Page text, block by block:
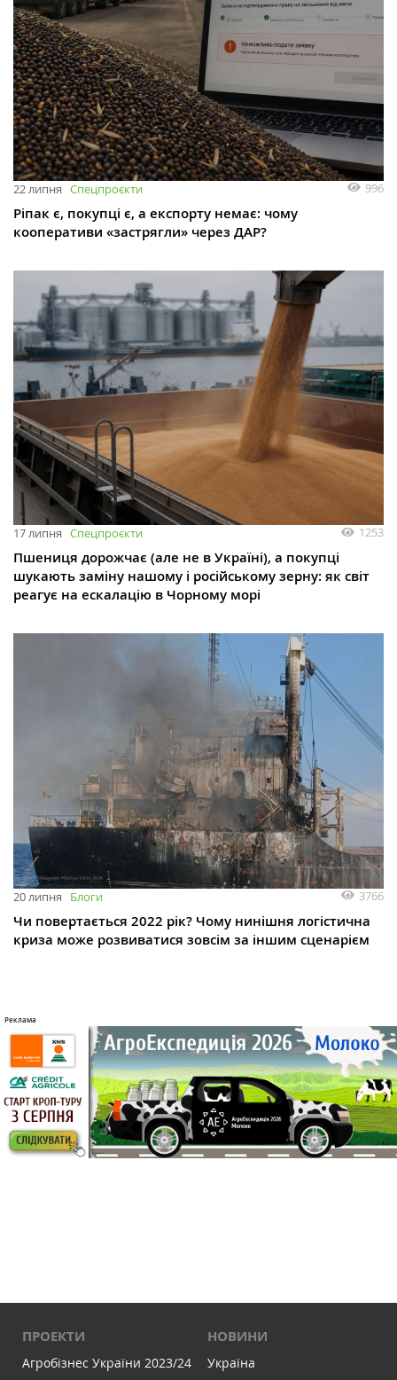
22 липня Спецпроєкти 996
Ріпак є, покупці є, а експорту немає: чому
кооперативи «застрягли» через ДАР?
17 липня Спецпроєкти 1253
Пшениця дорожчає (але не в Україні), а покупці
шукають заміну нашому і російському зерну: як світ
реагує на ескалацію в Чорному морі
20 липня Блоги 3766
Чи повертається 2022 рік? Чому нинішня логістична
криза може розвиватися зовсім за іншим сценарієм
ПРОЕКТИ
Агробізнес України 2023/24
НОВИНИ
Україна